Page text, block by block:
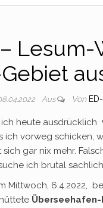
–
Aus Von
ich heute ausdrücklich
ich vorweg schicken,
sich gar nix mehr.
ich brutal
Mittwoch, 6.4.2022,